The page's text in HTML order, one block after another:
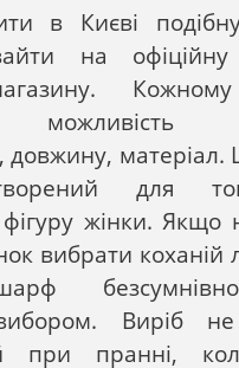
в Києві
на офіційну
можливість
довжину,
для
жінки. Якщо
вибрати коханій
Виріб
при пранні,